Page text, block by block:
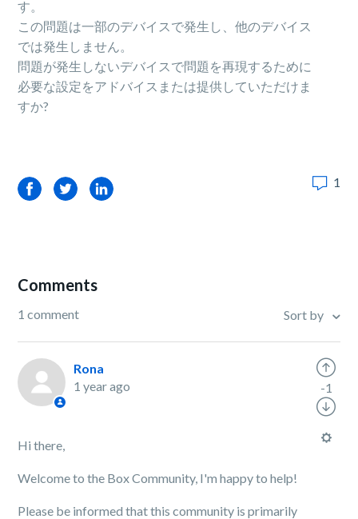
す。
この問題は一部のデバイスで発生し、他のデバイス
では発生しません。
問題が発生しないデバイスで問題を再現するために
必要な設定をアドバイスまたは提供していただけま
すか?
FacebookTwitterLinkedIn 1
Comments
1 comment Sort by
Rona
1 year ago
Hi there,
Welcome to the Box Community, I'm happy to help!
Please be informed that this community is primarily
-1